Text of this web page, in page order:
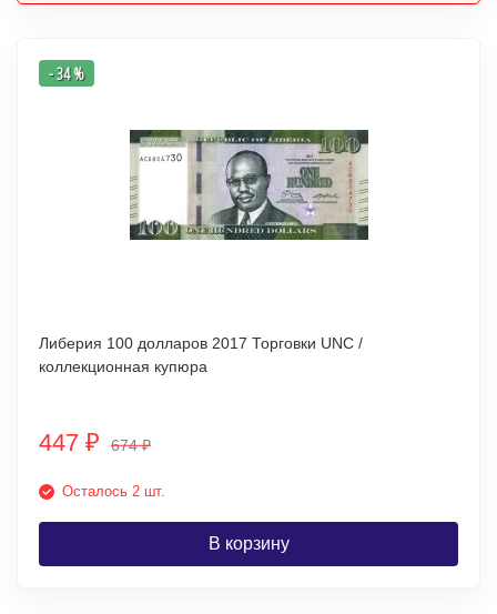
- 34 %
Либерия 100 долларов 2017 Торговки UNC /
коллекционная купюра
447 ₽ 674₽
Осталось 2 шт.
В корзину